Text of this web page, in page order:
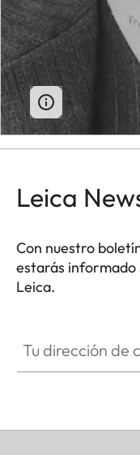
Leica
Con nuestro
estarás informado
Leica.